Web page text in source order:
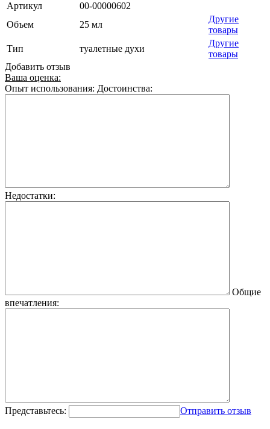
Артикул
00-00000602
Объем
25 мл
Другие
товары
Тип
туалетные духи
Другие
товары
Добавить отзыв
Ваша оценка:
Опыт использования: Достоинства:
Недостатки:
Общие
впечатления:
Представьтесь: Отправить отзыв